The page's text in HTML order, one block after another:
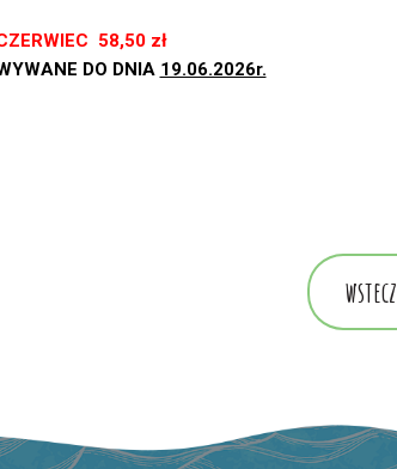
58,50 zł
DO DNIA 19.06.2026r.
wstecz